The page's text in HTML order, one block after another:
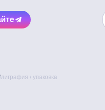
/ упаковка